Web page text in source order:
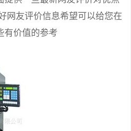
网友评价信息希望可以给您在
有价值的参考